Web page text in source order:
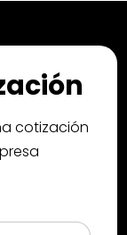
cotización